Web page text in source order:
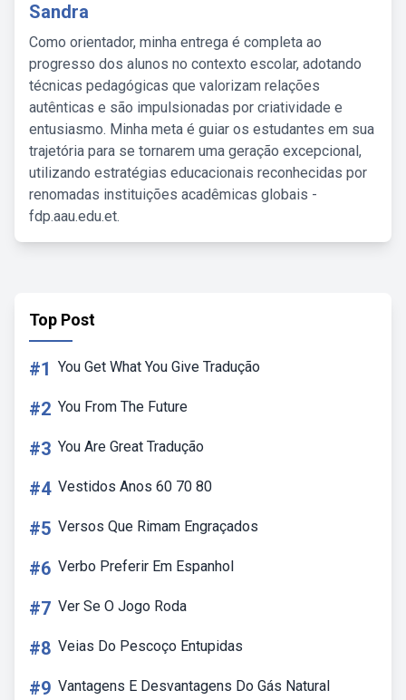
Sandra
Como orientador, minha entrega é completa ao
progresso dos alunos no contexto escolar, adotando
técnicas pedagógicas que valorizam relações
autênticas e são impulsionadas por criatividade e
entusiasmo. Minha meta é guiar os estudantes em sua
trajetória para se tornarem uma geração excepcional,
utilizando estratégias educacionais reconhecidas por
renomadas instituições acadêmicas globais -
fdp.aau.edu.et.
Top Post
#1 You Get What You Give Tradução
#2 You From The Future
#3 You Are Great Tradução
#4 Vestidos Anos 60 70 80
#5 Versos Que Rimam Engraçados
#6 Verbo Preferir Em Espanhol
#7 Ver Se O Jogo Roda
#8 Veias Do Pescoço Entupidas
#9 Vantagens E Desvantagens Do Gás Natural